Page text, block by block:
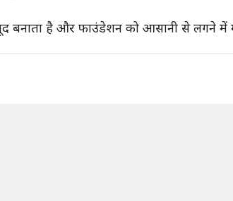
बनाता है और फाउंडेशन को आसानी से लगने में